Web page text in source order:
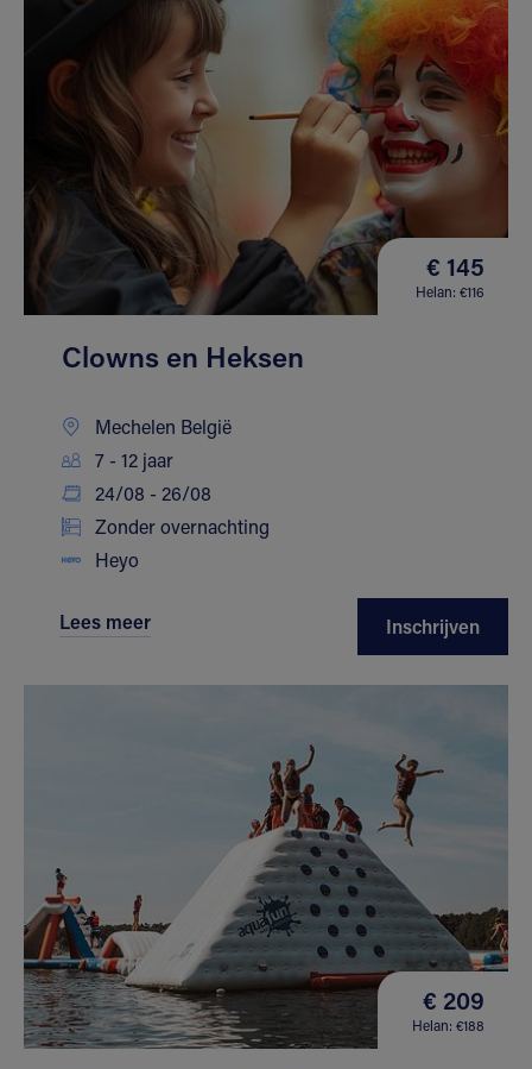
€ 145
Helan: €116
Clowns en Heksen
Mechelen België
7 - 12 jaar
24/08 - 26/08
Zonder overnachting
Heyo
Lees meer Inschrijven
€ 209
Helan: €188